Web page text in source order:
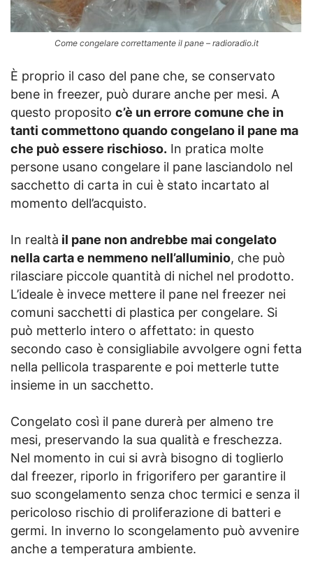
Come congelare correttamente il pane – radioradio.it
È proprio il caso del pane che, se conservato
bene in freezer, può durare anche per mesi. A
questo proposito c’è un errore comune che in
tanti commettono quando congelano il pane ma
che può essere rischioso. In pratica molte
persone usano congelare il pane lasciandolo nel
sacchetto di carta in cui è stato incartato al
momento dell’acquisto.
In realtà il pane non andrebbe mai congelato
nella carta e nemmeno nell’alluminio, che può
rilasciare piccole quantità di nichel nel prodotto.
L’ideale è invece mettere il pane nel freezer nei
comuni sacchetti di plastica per congelare. Si
può metterlo intero o affettato: in questo
secondo caso è consigliabile avvolgere ogni fetta
nella pellicola trasparente e poi metterle tutte
insieme in un sacchetto.
Congelato così il pane durerà per almeno tre
mesi, preservando la sua qualità e freschezza.
Nel momento in cui si avrà bisogno di toglierlo
dal freezer, riporlo in frigorifero per garantire il
suo scongelamento senza choc termici e senza il
pericoloso rischio di proliferazione di batteri e
germi. In inverno lo scongelamento può avvenire
anche a temperatura ambiente.